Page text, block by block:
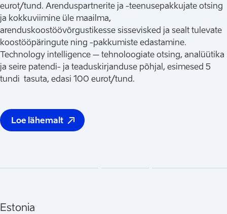
eurot/tund. Arenduspartnerite ja -teenusepakkujate otsing
ja kokkuviimine üle maailma,
arenduskoostöövõrgustikesse sissevisked ja sealt tulevate
koostööpäringute ning -pakkumiste edastamine.
Technology intelligence – tehnoloogiate otsing, analüütika
ja seire patendi- ja teaduskirjanduse põhjal, esimesed 5
tundi tasuta, edasi 100 eurot/tund.
Loe lähemalt
(Avaneb uues vahelehes
Estonia